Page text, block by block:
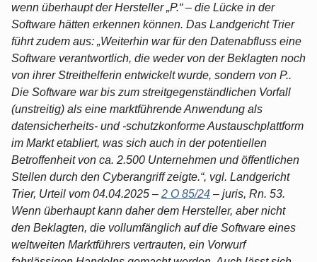
wenn überhaupt der Hersteller „P.“ – die Lücke in der
Software hätten erkennen können. Das Landgericht Trier
führt zudem aus: „Weiterhin war für den Datenabfluss eine
Software verantwortlich, die weder von der Beklagten noch
von ihrer Streithelferin entwickelt wurde, sondern von P..
Die Software war bis zum streitgegenständlichen Vorfall
(unstreitig) als eine marktführende Anwendung als
datensicherheits- und -schutzkonforme Austauschplattform
im Markt etabliert, was sich auch in der potentiellen
Betroffenheit von ca. 2.500 Unternehmen und öffentlichen
Stellen durch den Cyberangriff zeigte.“, vgl. Landgericht
Trier, Urteil vom 04.04.2025 – 2 O 85/24 – juris, Rn. 53.
Wenn überhaupt kann daher dem Hersteller, aber nicht
den Beklagten, die vollumfänglich auf die Software eines
weltweiten Marktführers vertrauten, ein Vorwurf